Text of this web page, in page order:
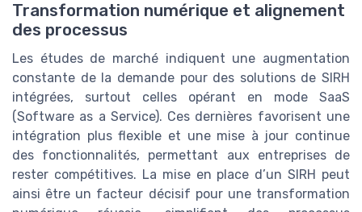
Transformation numérique et alignement
des processus
Les études de marché indiquent une augmentation
constante de la demande pour des solutions de SIRH
intégrées, surtout celles opérant en mode SaaS
(Software as a Service). Ces dernières favorisent une
intégration plus flexible et une mise à jour continue
des fonctionnalités, permettant aux entreprises de
rester compétitives. La mise en place d’un SIRH peut
ainsi être un facteur décisif pour une transformation